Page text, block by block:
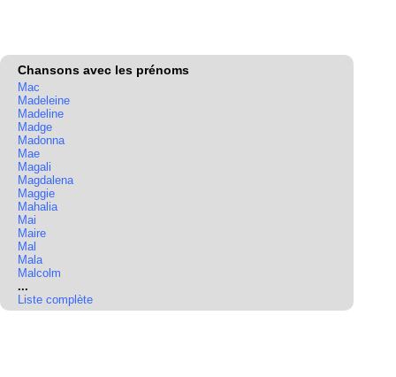
Chansons avec les prénoms
Mac
Madeleine
Madeline
Madge
Madonna
Mae
Magali
Magdalena
Maggie
Mahalia
Mai
Maire
Mal
Mala
Malcolm
...
Liste complète